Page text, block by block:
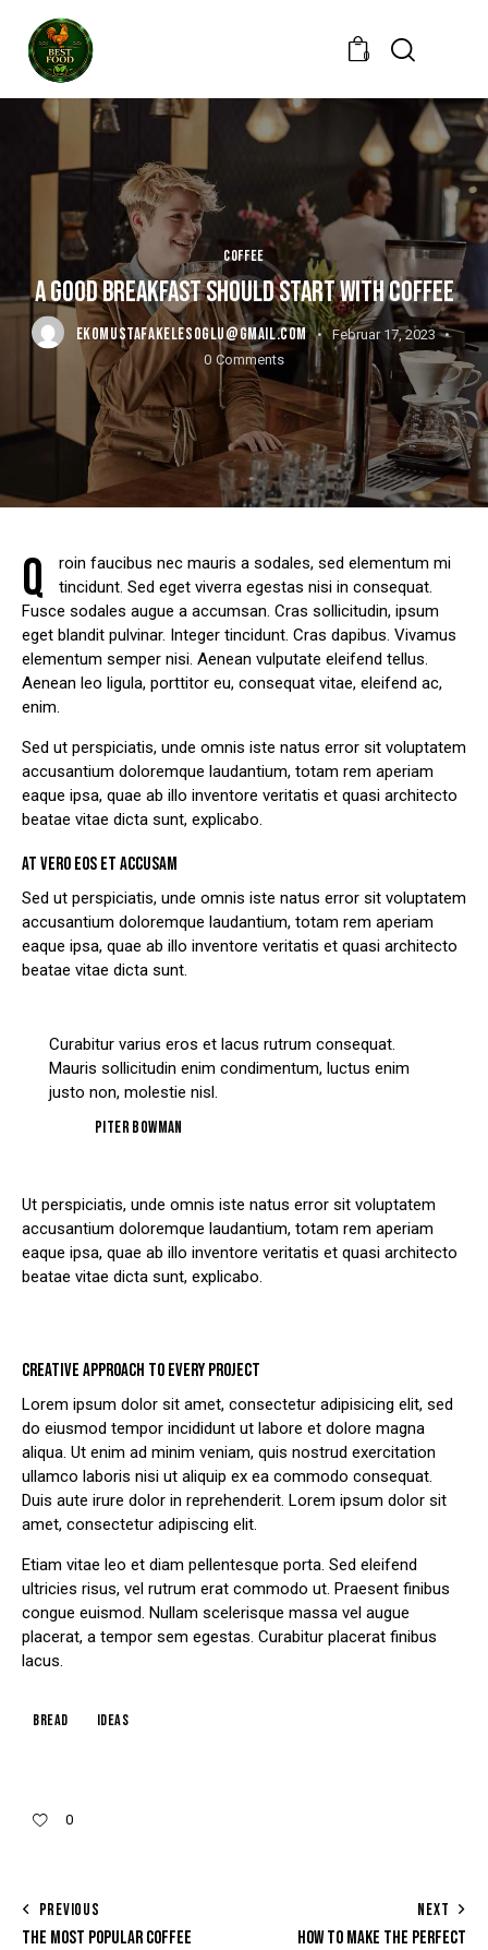
0
COFFEE
A GOOD BREAKFAST SHOULD START WITH COFFEE
EKOMUSTAFAKELESOGLU@GMAIL.COM
Februar 17, 2023
0 Comments
Q
roin faucibus nec mauris a sodales, sed elementum mi
tincidunt. Sed eget viverra egestas nisi in consequat.
Fusce sodales augue a accumsan. Cras sollicitudin, ipsum
eget blandit pulvinar. Integer tincidunt. Cras dapibus. Vivamus
elementum semper nisi. Aenean vulputate eleifend tellus.
Aenean leo ligula, porttitor eu, consequat vitae, eleifend ac,
enim.
Sed ut perspiciatis, unde omnis iste natus error sit voluptatem
accusantium doloremque laudantium, totam rem aperiam
eaque ipsa, quae ab illo inventore veritatis et quasi architecto
beatae vitae dicta sunt, explicabo.
AT VERO EOS ET ACCUSAM
Sed ut perspiciatis, unde omnis iste natus error sit voluptatem
accusantium doloremque laudantium, totam rem aperiam
eaque ipsa, quae ab illo inventore veritatis et quasi architecto
beatae vitae dicta sunt.
Curabitur varius eros et lacus rutrum consequat.
Mauris sollicitudin enim condimentum, luctus enim
justo non, molestie nisl.
Piter Bowman
Ut perspiciatis, unde omnis iste natus error sit voluptatem
accusantium doloremque laudantium, totam rem aperiam
eaque ipsa, quae ab illo inventore veritatis et quasi architecto
beatae vitae dicta sunt, explicabo.
CREATIVE APPROACH TO EVERY PROJECT
Lorem ipsum dolor sit amet, consectetur adipisicing elit, sed
do eiusmod tempor incididunt ut labore et dolore magna
aliqua. Ut enim ad minim veniam, quis nostrud exercitation
ullamco laboris nisi ut aliquip ex ea commodo consequat.
Duis aute irure dolor in reprehenderit. Lorem ipsum dolor sit
amet, consectetur adipiscing elit.
Etiam vitae leo et diam pellentesque porta. Sed eleifend
ultricies risus, vel rutrum erat commodo ut. Praesent finibus
congue euismod. Nullam scelerisque massa vel augue
placerat, a tempor sem egestas. Curabitur placerat finibus
lacus.
Bread Ideas
0
PREVIOUS
THE MOST POPULAR COFFEE
NEXT
HOW TO MAKE THE PERFECT